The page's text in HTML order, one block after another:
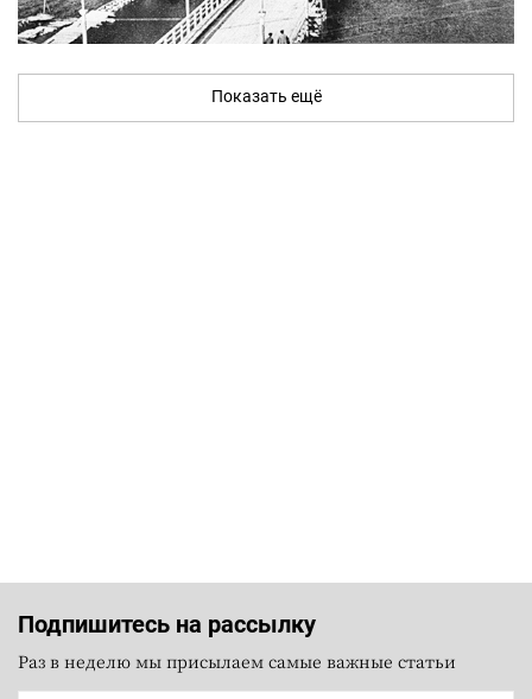
Показать ещё
Подпишитесь на рассылку
Раз в неделю мы присылаем самые важные статьи